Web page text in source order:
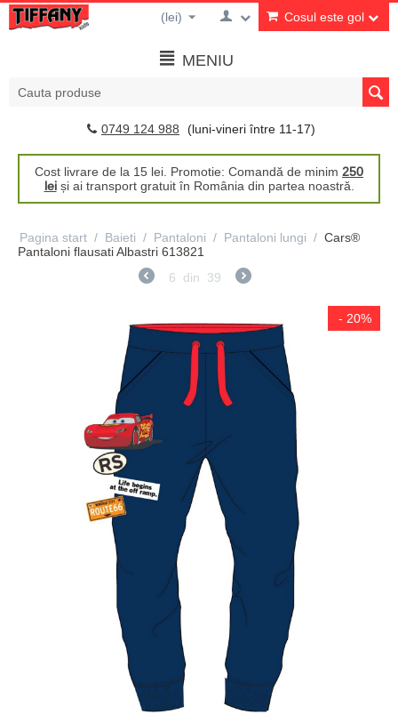
Cosul este gol
(lei)
MENIU
0749 124 988 (luni-vineri între 11-17)
Cost livrare de la 15 lei. Promotie: Comandă de minim 250
leiși ai transport gratuit în România din partea noastră.
Pagina start / Baieti / Pantaloni / Pantaloni lungi / Cars®
Pantaloni flausati Albastri 613821
6
din 39
- 20%